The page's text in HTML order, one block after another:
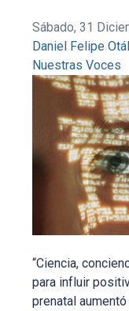
Sábado, 31
Daniel Felipe
Nuestras Voces
“Ciencia,
para influir
prenatal